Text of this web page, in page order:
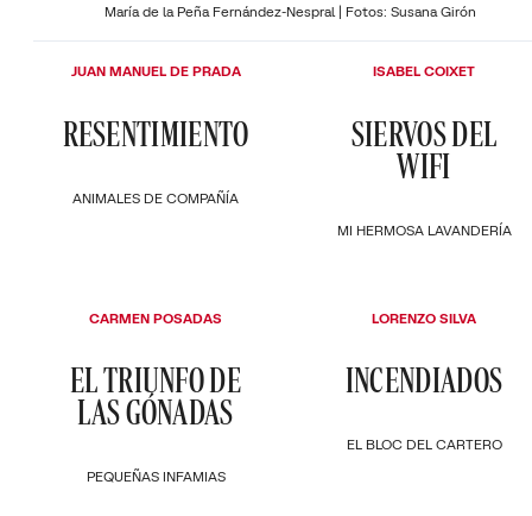
María de la Peña Fernández-Nespral | Fotos: Susana Girón
ANIMALES DE COMPAÑÍA
RESENTIMIENTO
JUAN MANUEL DE PRADA
MI HERMOSA LAVANDERÍA
SIERVOS DEL
WIFI
ISABEL COIXET
PEQUEÑAS INFAMIAS
EL TRIUNFO DE
LAS GÓNADAS
CARMEN POSADAS
EL BLOC DEL CARTERO
INCENDIADOS
LORENZO SILVA